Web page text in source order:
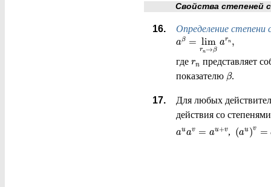
Свойства степеней с
Определение степени
aβ = lim
rn→β
arn ,
где rn представляет
показателю β.
Для любых
действия со
auav = au+v, (au)v =